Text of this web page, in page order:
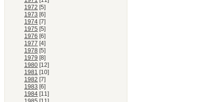
1972 [5]
1973 [6]
1974 [7]
1975 [5]
1976 [6]
1977 [4]
1978 [5]
1979 [8]
1980 [12]
1981 [10]
1982 [7]
1983 [6]
1984 [11]